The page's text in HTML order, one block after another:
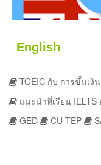
English
TOEIC กับ การขึ้นเงิ
แนะนำที่เรียน IELTS
GED
CU-TEP